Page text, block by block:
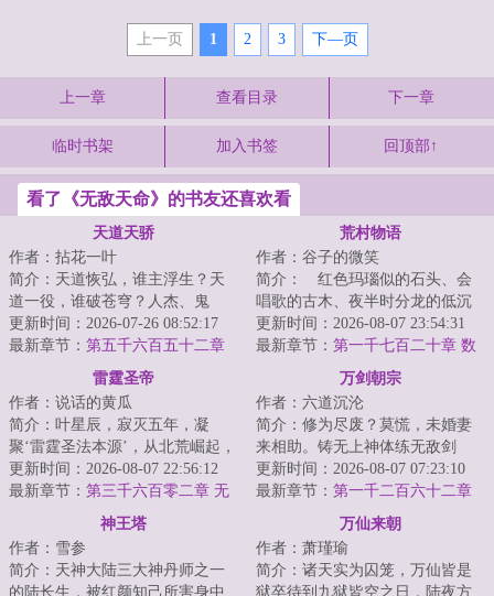
上一页 1 2 3 下—页
上一章 查看目录 下一章
临时书架 加入书签 回顶部↑
看了《无敌天命》的书友还喜欢看
天道天骄
作者：拈花一叶
简介：天道恢弘，谁主浮生？天
道一役，谁破苍穹？人杰、鬼
雄、楚翘、天骄，万载后的归
来，再踏归家路，再...
更新时间：2026-07-26 08:52:17
最新章节： 第五千六百五十二章
传承和偶遇！下
荒村物语
作者：谷子的微笑
简介： 红色玛瑙似的石头、会
唱歌的古木、夜半时分龙的低沉
的吼叫、以及阴森的密林中的鬼
怪……以及他，...
更新时间：2026-08-07 23:54:31
最新章节： 第一千七百二十章 数
雷霆圣帝
作者：说话的黄瓜
简介：叶星辰，寂灭五年，凝
聚‘雷霆圣法本源’，从北荒崛起，
探寻身世谜，沐浴天骄血，夺诸
天造化，斩因...
更新时间：2026-08-07 22:56:12
最新章节： 第三千六百零二章 无
万剑朝宗
作者：六道沉沦
简介：修为尽废？莫慌，未婚妻
来相助。铸无上神体练无敌剑
道，斩天骄荡神魔。试问诸天万
界，谁可抵我剑锋...
更新时间：2026-08-07 07:23:10
最新章节： 第一千二百六十二章
这是你的遗言吗
神王塔
作者：雪参
简介：天神大陆三大神丹师之一
的陆长生，被红颜知己所害身中
万仙来朝
作者：萧瑾瑜
简介：诸天实为囚笼，万仙皆是
狱卒待到九狱皆空之日，陆夜方